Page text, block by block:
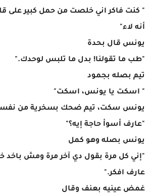
" كنت فاكر اني خلصت من حمل كبير على
أنه لاء"
يونس قال بحدة
"طب ما تقولنا! بدل ما تلبس لوحدك."
تيم بصله بجمود
" اسكت يا يونس، اسكت"
يونس سكت، تيم ضحك بسخرية من
"عارف أسوأ حاجة إيه؟"
يونس بصله وهو كمل
"إني كل مرة بقول دي آخر مرة ومش باخد
عارف افكر."
غمض عينيه بعنف وقال